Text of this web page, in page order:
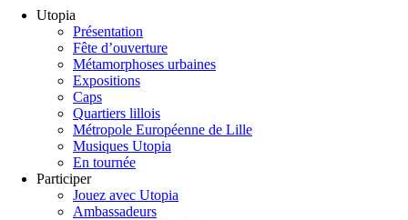
Utopia
Présentation
Fête d’ouverture
Métamorphoses urbaines
Expositions
Caps
Quartiers lillois
Métropole Européenne de Lille
Musiques Utopia
En tournée
Participer
Jouez avec Utopia
Ambassadeurs